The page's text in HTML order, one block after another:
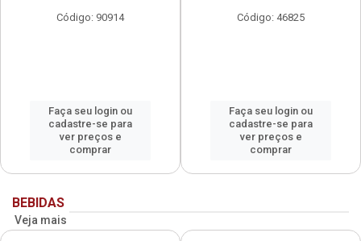
Código: 90914
Faça seu login ou
cadastre-se para
ver preços e
comprar
Código: 46825
Faça seu login ou
cadastre-se para
ver preços e
comprar
BEBIDAS
Veja mais